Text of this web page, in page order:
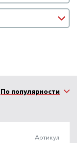
По популярности
Артикул